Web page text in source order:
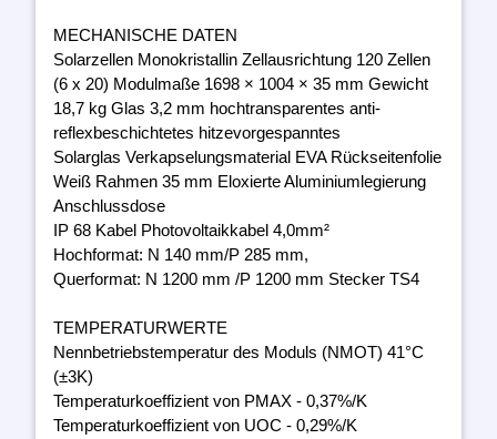
MECHANISCHE DATEN
Solarzellen Monokristallin Zellausrichtung 120 Zellen
(6 x 20) Modulmaße 1698 × 1004 × 35 mm Gewicht
18,7 kg Glas 3,2 mm hochtransparentes anti-
reflexbeschichtetes hitzevorgespanntes
Solarglas Verkapselungsmaterial EVA Rückseitenfolie
Weiß Rahmen 35 mm Eloxierte Aluminiumlegierung
Anschlussdose
IP 68 Kabel Photovoltaikkabel 4,0mm²
Hochformat: N 140 mm/P 285 mm,
Querformat: N 1200 mm /P 1200 mm Stecker TS4
TEMPERATURWERTE
Nennbetriebstemperatur des Moduls (NMOT) 41°C
(±3K)
Temperaturkoeffizient von PMAX - 0,37%/K
Temperaturkoeffizient von UOC - 0,29%/K